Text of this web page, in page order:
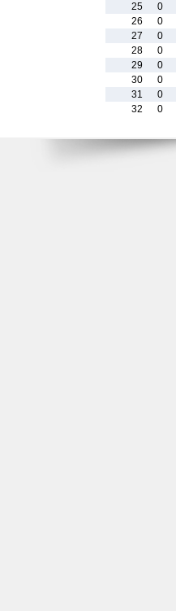
25
0
26
0
27
0
28
0
29
0
30
0
31
0
32
0